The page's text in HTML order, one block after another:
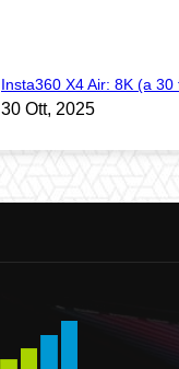
Insta360 X4 Air: 8K (a
30 Ott, 2025